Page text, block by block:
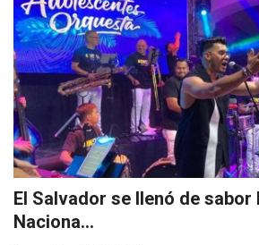
En Vivo
Noticias
Las 12 Play
Fotos
Deportes
El Salvador se llenó de sabor
Naciona...